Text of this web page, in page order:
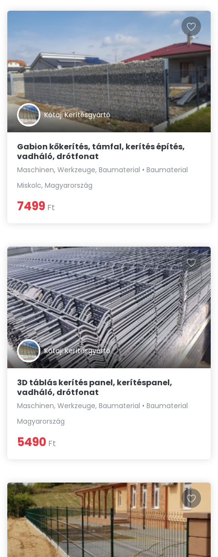
Kótaji Kerítésgyártó
Gabion kőkerítés, támfal, kerítés építés,
vadháló, drótfonat
Maschinen, Werkzeuge, Baumaterial • Baumaterial
Miskolc, Magyarország
7499 Ft
Kótaji Kerítésgyártó
3D táblás kerítés panel, kerítéspanel,
vadháló, drótfonat
Maschinen, Werkzeuge, Baumaterial • Baumaterial
Magyarország
5490 Ft